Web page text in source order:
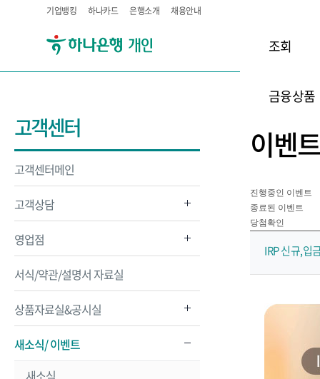
기업뱅킹 하나카드 은행소개 채용안내
조회
금융상품
고객센터
고객센터메인
고객상담
영업점
서식/약관/설명서 자료실
상품자료실&공시실
새소식/ 이벤트
새소식
이벤트
진행중인 이벤트
종료된 이벤트
당첨확인
IRP 신규,입